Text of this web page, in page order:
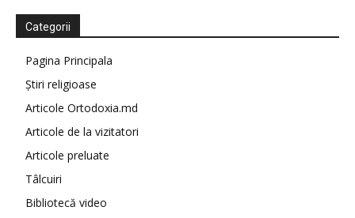
Categorii
Pagina Principala
Știri religioase
Articole Ortodoxia.md
Articole de la vizitatori
Articole preluate
Tâlcuiri
Bibliotecă video